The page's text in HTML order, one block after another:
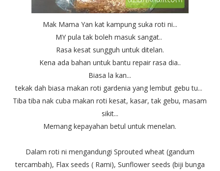
Mak Mama Yan kat kampung suka roti ni...
MY pula tak boleh masuk sangat..
Rasa kesat sungguh untuk ditelan.
Kena ada bahan untuk bantu repair rasa dia..
Biasa la kan...
tekak dah biasa makan roti gardenia yang lembut gebu tu...
Tiba tiba nak cuba makan roti kesat, kasar, tak gebu, masam
sikit...
Memang kepayahan betul untuk menelan.
Dalam roti ni mengandungi Sprouted wheat (gandum
tercambah), Flax seeds ( Rami), Sunflower seeds (biji bunga